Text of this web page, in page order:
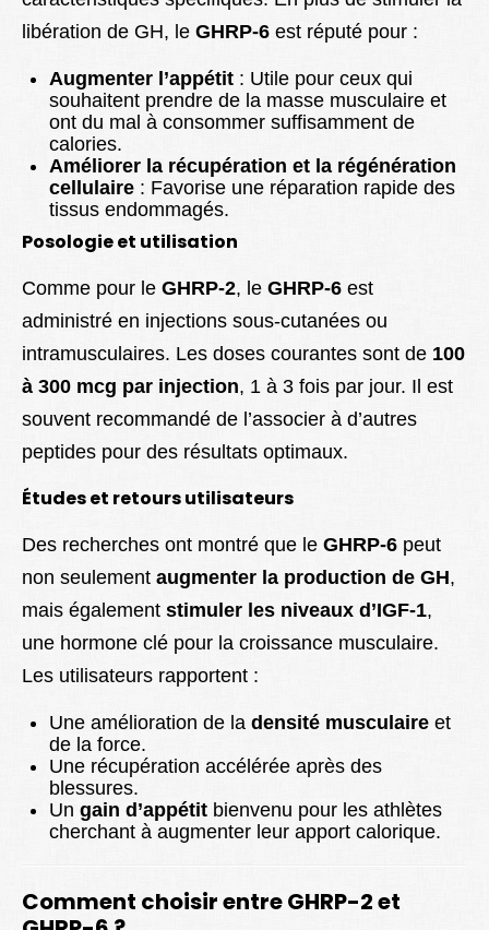
libération de GH, le GHRP-6 est réputé pour :
Augmenter l’appétit : Utile pour ceux qui
souhaitent prendre de la masse musculaire et
ont du mal à consommer suffisamment de
calories.
Améliorer la récupération et la régénération
cellulaire : Favorise une réparation rapide des
tissus endommagés.
Posologie et utilisation
Comme pour le GHRP-2, le GHRP-6 est
administré en injections sous-cutanées ou
intramusculaires. Les doses courantes sont de 100
à 300 mcg par injection, 1 à 3 fois par jour. Il est
souvent recommandé de l’associer à d’autres
peptides pour des résultats optimaux.
Études et retours utilisateurs
Des recherches ont montré que le GHRP-6 peut
non seulement augmenter la production de GH,
mais également stimuler les niveaux d’IGF-1,
une hormone clé pour la croissance musculaire.
Les utilisateurs rapportent :
Une amélioration de la densité musculaire et
de la force.
Une récupération accélérée après des
blessures.
Un gain d’appétit bienvenu pour les athlètes
cherchant à augmenter leur apport calorique.
Comment choisir entre GHRP-2 et